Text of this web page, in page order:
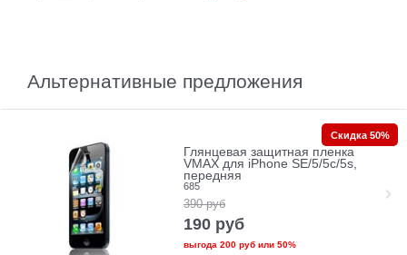
Альтернативные предложения
Глянцевая защитная пленка
VMAX для iPhone SE/5/5c/5s,
передняя
685
390 руб
190 руб
выгода 200 рубили 50%
Скидка 50%